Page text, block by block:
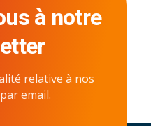
à notre
relative à nos
email.